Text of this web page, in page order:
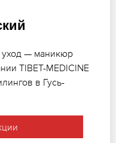
уход — маникюр
TIBET-MEDICINE
в Гусь-